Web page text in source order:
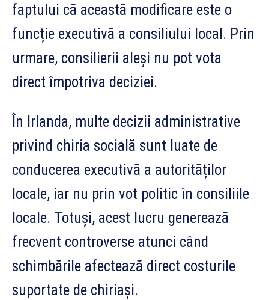
faptului că această modificare este o
funcție executivă a consiliului local. Prin
urmare, consilierii aleși nu pot vota
direct împotriva deciziei.
În Irlanda, multe decizii administrative
privind chiria socială sunt luate de
conducerea executivă a autorităților
locale, iar nu prin vot politic în consiliile
locale. Totuși, acest lucru generează
frecvent controverse atunci când
schimbările afectează direct costurile
suportate de chiriași.